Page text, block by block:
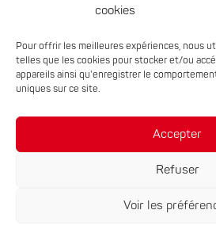
cookies
Pour offrir les meilleures expériences, nous
telles que les cookies pour stocker et/ou
appareils ainsi qu'enregistrer le
uniques sur ce site.
Accepter
Refuser
Voir les
la préservation des espaces
PEPITES, la nouvelle filière
Auvergne-Rhône-Alpes